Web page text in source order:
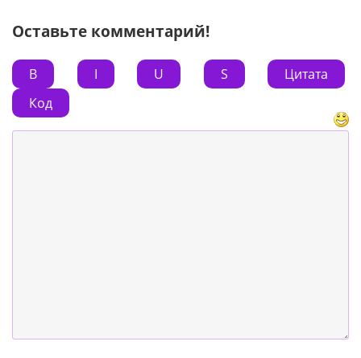
Оставьте комментарий!
B I U S
Цитата
Код